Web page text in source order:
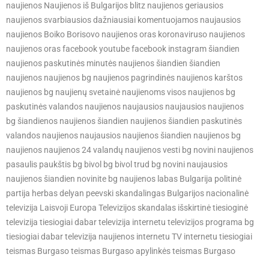
naujienos Naujienos iš Bulgarijos blitz naujienos geriausios
naujienos svarbiausios dažniausiai komentuojamos naujausios
naujienos Boiko Borisovo naujienos oras koronaviruso naujienos
naujienos oras facebook youtube facebook instagram šiandien
naujienos paskutinės minutės naujienos šiandien šiandien
naujienos naujienos bg naujienos pagrindinės naujienos karštos
naujienos bg naujienų svetainė naujienoms visos naujienos bg
paskutinės valandos naujienos naujausios naujausios naujienos
bg šiandienos naujienos šiandien naujienos šiandien paskutinės
valandos naujienos naujausios naujienos šiandien naujienos bg
naujienos naujienos 24 valandų naujienos vesti bg novini naujienos
pasaulis paukštis bg bivol bg bivol trud bg novini naujausios
naujienos šiandien novinite bg naujienos labas Bulgarija politinė
partija herbas delyan peevski skandalingas Bulgarijos nacionalinė
televizija Laisvoji Europa Televizijos skandalas išskirtinė tiesioginė
televizija tiesiogiai dabar televizija internetu televizijos programa bg
tiesiogiai dabar televizija naujienos internetu TV internetu tiesiogiai
teismas Burgaso teismas Burgaso apylinkės teismas Burgaso